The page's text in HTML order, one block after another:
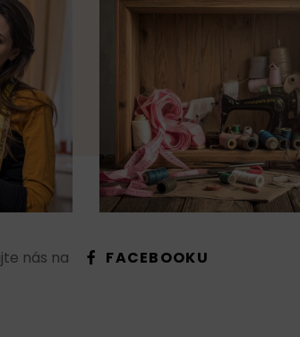
nás na FACEBOOKU